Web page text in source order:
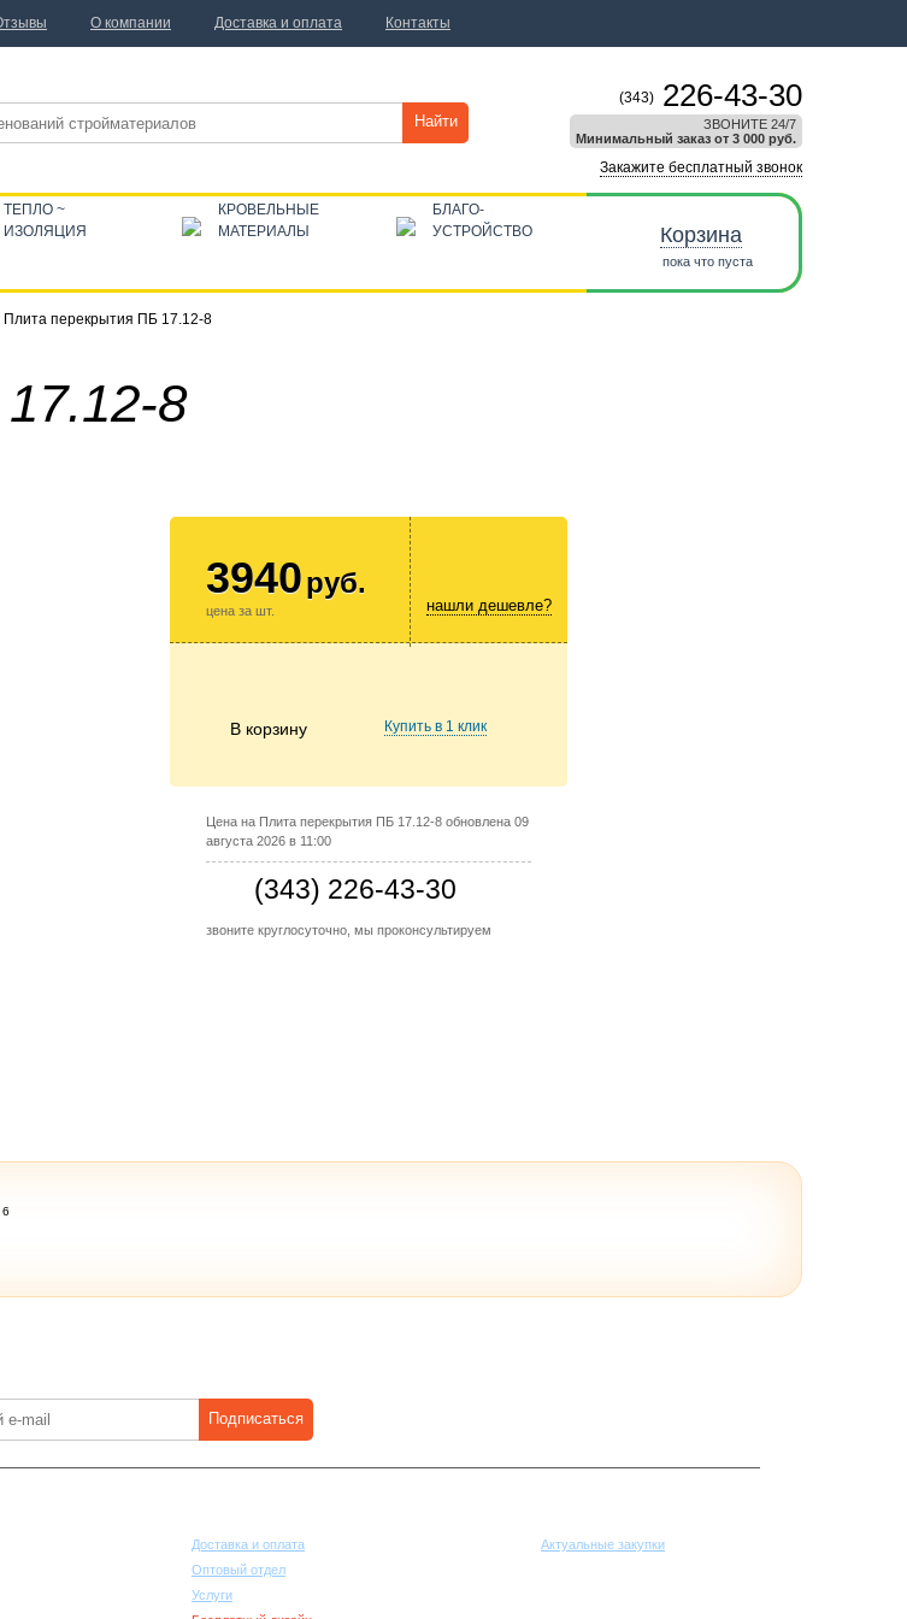
Плита перекрытия ПБ 17.12-8
8
3940руб.
цена за шт. нашли дешевле?
В корзину Купить в 1 клик
Цена на Плита перекрытия ПБ 17.12-8 обновлена 09
августа 2026 в 11:00
(343) 226-43-30
звоните круглосуточно, мы проконсультируем
6
Найти
(343) 226-43-30
ЗВОНИТЕ 24/7
Минимальный заказ от 3 000 руб.
Закажите бесплатный звонок
ТЕПЛО ~
ИЗОЛЯЦИЯ
КРОВЕЛЬНЫЕ
МАТЕРИАЛЫ
БЛАГО-
УСТРОЙСТВО
Корзина
пока что пуста
Подписаться
Доставка и оплата
Оптовый отдел
Услуги
Актуальные закупки
О компании Доставка и оплата Контакты